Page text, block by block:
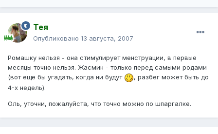
Тея
Опубликовано 13 августа, 2007
Ромашку нельзя - она стимулирует менструации, в первые
месяцы точно нельзя. Жасмин - только перед самыми родами
(вот еще бы угадать, когда ни будут
, разбег может быть до
4-х недель).
Оль, уточни, пожалуйста, что точно можно по шпаргалке.